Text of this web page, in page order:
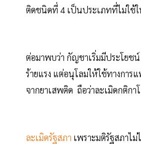
ติดชนิดที่ 4 เป็นประเภทที่ไม่ใช้
ต่อมาพบว่า กัญชาเริ่มมีประโยช
ร้ายแรง แต่อนุโลมให้ใช้ทางกา
จากยาเสพติด ถือว่าละเมิดกติกา
ละเมิดรัฐสภา เพราะมติรัฐสภาไ